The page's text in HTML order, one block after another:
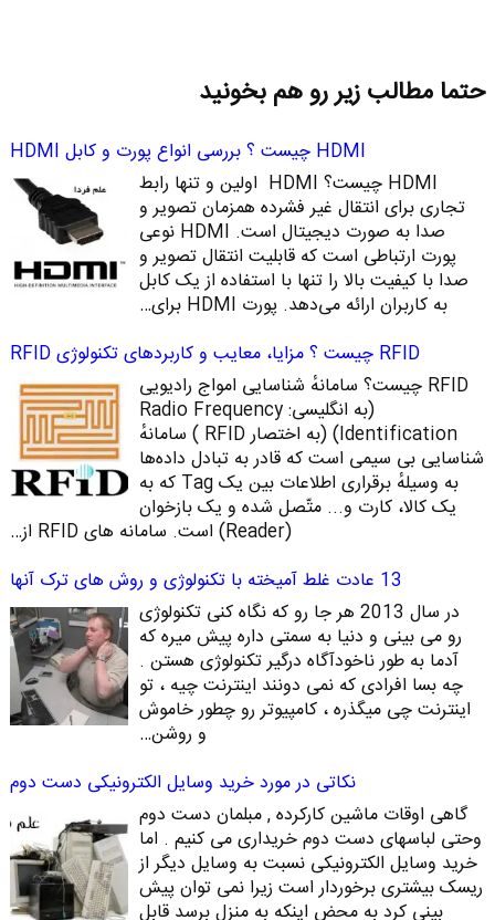
حتما مطالب زیر رو هم بخونید
HDMI چیست ؟ بررسی انواع پورت و کابل HDMI
HDMI چیست؟ HDMI اولین و تنها رابط
تجاری برای انتقال غیر فشرده همزمان تصویر و
صدا به صورت دیجیتال است. HDMI نوعی
پورت ارتباطی است که قابلیت انتقال تصویر و
صدا با کیفیت بالا را تنها با استفاده از یک کابل
به کاربران ارائه می‌دهد. پورت HDMI برای…
RFID چیست ؟ مزایا، معایب و کاربردهای تکنولوژی RFID
RFID چیست؟ سامانهٔ شناسایی امواج رادیویی
(به انگلیسی: Radio Frequency
Identification)‏ (به اختصار RFID ) سامانهٔ
شناسایی بی‌ سیمی است که قادر به تبادل داده‌ها
به ‌وسیلهٔ برقراری اطلاعات بین یک Tag که به
یک کالا، کارت و... متّصل شده‌ و یک بازخوان
(Reader) است. سامانه‌ های RFID از…
13 عادت غلط آمیخته با تکنولوژی و روش های ترک آنها
در سال 2013 هر جا رو که نگاه کنی تکنولوژی
رو می بینی و دنیا به سمتی داره پیش میره که
آدما به طور ناخودآگاه درگیر تکنولوژی هستن .
چه بسا افرادی که نمی دونند اینترنت چیه ، تو
اینترنت چی میگذره ، کامپیوتر رو چطور خاموش
و روشن…
نکاتی در مورد خرید وسایل الکترونیکی دست دوم
گاهی اوقات ماشین کارکرده , مبلمان دست دوم
وحتی لباسهای دست دوم خریداری می کنیم . اما
خرید وسایل الکترونیکی نسبت به وسایل دیگر از
ریسک بیشتری برخوردار است زیرا نمی توان پیش
بینی کرد به محض اینکه به منزل برسد قابل